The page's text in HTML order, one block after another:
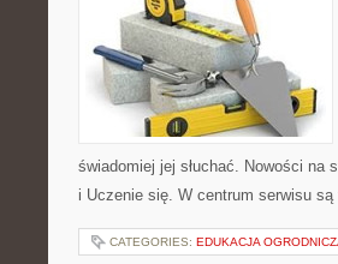
świadomiej jej słuchać. Nowości na
i Uczenie się. W centrum serwisu
CATEGORIES: EDUKACJA